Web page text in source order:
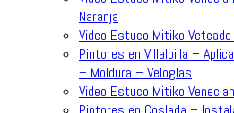
Naranja
Video Estuco Mitiko Veteado
Pintores en Villalbilla –
– Moldura – Veloglas
Video Estuco Mitiko